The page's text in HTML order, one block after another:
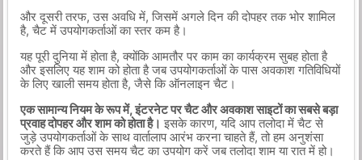
और दूसरी तरफ, उस अवधि में, जिसमें अगले दिन की दोपहर तक भोर शामिल
है, चैट में उपयोगकर्ताओं का स्तर कम है।
यह पूरी दुनिया में होता है, क्योंकि आमतौर पर काम का कार्यक्रम सुबह होता है
और इसलिए यह शाम को होता है जब उपयोगकर्ताओं के पास अवकाश गतिविधियों
के लिए खाली समय होता है, जैसे कि ऑनलाइन चैट।
एक सामान्य नियम के रूप में, इंटरनेट पर चैट और अवकाश साइटों का सबसे बड़ा
प्रवाह दोपहर और शाम को होता है। इसके कारण, यदि आप तलोदा में चैट से
जुड़े उपयोगकर्ताओं के साथ वार्तालाप आरंभ करना चाहते हैं, तो हम अनुशंसा
करते हैं कि आप उस समय चैट का उपयोग करें जब तलोदा शाम या रात में हो।